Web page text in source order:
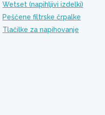
Wetset (napihljivi izdelki)
Peščene filtrske črpalke
Tlačilke za napihovanje